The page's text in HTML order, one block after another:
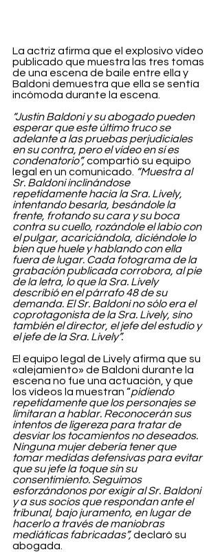
La actriz afirma que el explosivo vídeo
publicado que muestra las tres tomas
de una escena de baile entre ella y
Baldoni demuestra que ella se sentía
incómoda durante la escena.
“Justin Baldoni y su abogado pueden
esperar que este último truco se
adelante a las pruebas perjudiciales
en su contra, pero el vídeo en sí es
condenatorio”, compartió su equipo
legal en un comunicado. “Muestra al
Sr. Baldoni inclinándose
repetidamente hacia la Sra. Lively,
intentando besarla, besándole la
frente, frotando su cara y su boca
contra su cuello, rozándole el labio con
el pulgar, acariciándola, diciéndole lo
bien que huele y hablando con ella
fuera de lugar. Cada fotograma de la
grabación publicada corrobora, al pie
de la letra, lo que la Sra. Lively
describió en el párrafo 48 de su
demanda. El Sr. Baldoni no sólo era el
coprotagonista de la Sra. Lively, sino
también el director, el jefe del estudio y
el jefe de la Sra. Lively”.
El equipo legal de Lively afirma que su
«alejamiento» de Baldoni durante la
escena no fue una actuación, y que
los vídeos la muestran “pidiendo
repetidamente que los personajes se
limitaran a hablar. Reconocerán sus
intentos de ligereza para tratar de
desviar los tocamientos no deseados.
Ninguna mujer debería tener que
tomar medidas defensivas para evitar
que su jefe la toque sin su
consentimiento. Seguimos
esforzándonos por exigir al Sr. Baldoni
y a sus socios que respondan ante el
tribunal, bajo juramento, en lugar de
hacerlo a través de maniobras
mediáticas fabricadas”, declaró su
abogada.